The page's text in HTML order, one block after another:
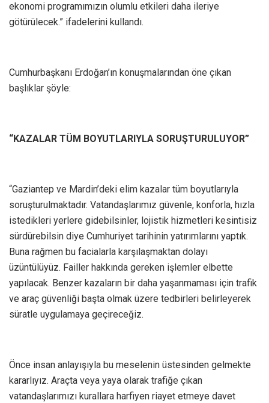
ekonomi programımızın olumlu etkileri daha ileriye
götürülecek.” ifadelerini kullandı.
Cumhurbaşkanı Erdoğan’ın konuşmalarından öne çıkan
başlıklar şöyle:
“KAZALAR TÜM BOYUTLARIYLA SORUŞTURULUYOR”
“Gaziantep ve Mardin’deki elim kazalar tüm boyutlarıyla
soruşturulmaktadır. Vatandaşlarımız güvenle, konforla, hızla
istedikleri yerlere gidebilsinler, lojistik hizmetleri kesintisiz
sürdürebilsin diye Cumhuriyet tarihinin yatırımlarını yaptık.
Buna rağmen bu facialarla karşılaşmaktan dolayı
üzüntülüyüz. Failler hakkında gereken işlemler elbette
yapılacak. Benzer kazaların bir daha yaşanmaması için trafik
ve araç güvenliği başta olmak üzere tedbirleri belirleyerek
süratle uygulamaya geçireceğiz.
Önce insan anlayışıyla bu meselenin üstesinden gelmekte
kararlıyız. Araçta veya yaya olarak trafiğe çıkan
vatandaşlarımızı kurallara harfiyen riayet etmeye davet